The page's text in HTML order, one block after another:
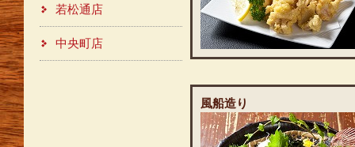
若松通店
中央町店
風船造り